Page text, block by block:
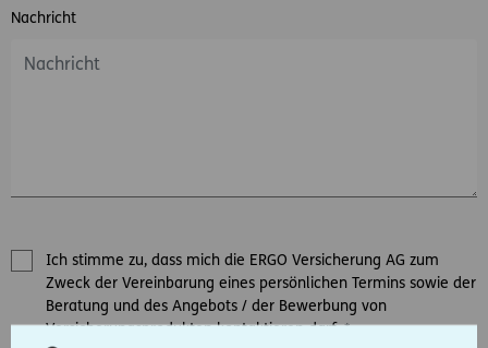
Nachricht
Ich stimme zu, dass mich die ERGO Versicherung AG zum
Zweck der Vereinbarung eines persönlichen Termins sowie der
Beratung und des Angebots / der Bewerbung von
Versicherungsprodukten kontaktieren darf.*